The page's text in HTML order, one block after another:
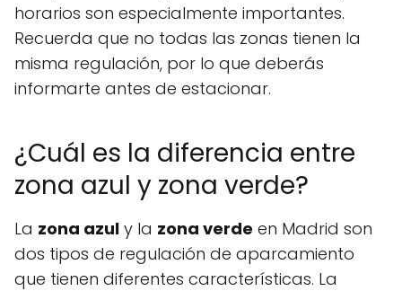
horarios son especialmente importantes.
Recuerda que no todas las zonas tienen la
misma regulación, por lo que deberás
informarte antes de estacionar.
¿Cuál es la diferencia entre
zona azul y zona verde?
La zona azul y la zona verde en Madrid son
dos tipos de regulación de aparcamiento
que tienen diferentes características. La